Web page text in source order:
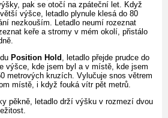
pak se otočí na zpáteční let. Když
výšce, letadlo plynule klesá do 80
nezkouším. Letadlo neumí rozeznat
keře a stromy v mém okolí, přistálo
Position Hold , letadlo přejde prudce do
výšce, kde jsem byl a v místě, kde jsem
metrových kruzích. Vylučuje snos větrem
místě, i když fouká vítr pět metrů.
pěkně, letadlo drží výšku v rozmezí dvou